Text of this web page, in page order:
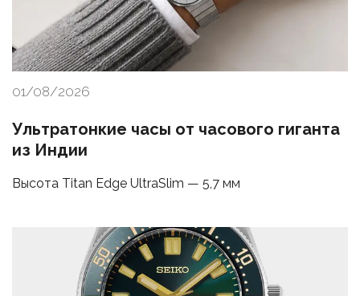
01/08/2026
Ультратонкие часы от часового гиганта
из Индии
Высота Titan Edge UltraSlim — 5,7 мм